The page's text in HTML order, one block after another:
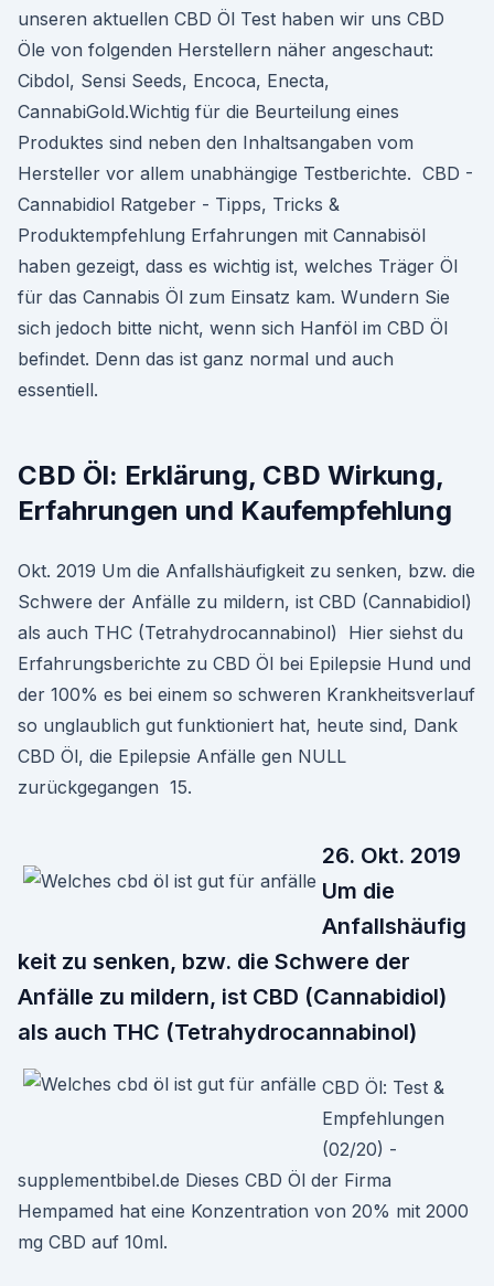
unseren aktuellen CBD Öl Test haben wir uns CBD
Öle von folgenden Herstellern näher angeschaut:
Cibdol, Sensi Seeds, Encoca, Enecta,
CannabiGold.Wichtig für die Beurteilung eines
Produktes sind neben den Inhaltsangaben vom
Hersteller vor allem unabhängige Testberichte. ️ CBD -
Cannabidiol Ratgeber - Tipps, Tricks &
Produktempfehlung Erfahrungen mit Cannabisöl
haben gezeigt, dass es wichtig ist, welches Träger Öl
für das Cannabis Öl zum Einsatz kam. Wundern Sie
sich jedoch bitte nicht, wenn sich Hanföl im CBD Öl
befindet. Denn das ist ganz normal und auch
essentiell.
CBD Öl: Erklärung, CBD Wirkung,
Erfahrungen und Kaufempfehlung
Okt. 2019 Um die Anfallshäufigkeit zu senken, bzw. die
Schwere der Anfälle zu mildern, ist CBD (Cannabidiol)
als auch THC (Tetrahydrocannabinol) Hier siehst du
Erfahrungsberichte zu CBD Öl bei Epilepsie Hund und
der 100% es bei einem so schweren Krankheitsverlauf
so unglaublich gut funktioniert hat, heute sind, Dank
CBD Öl, die Epilepsie Anfälle gen NULL
zurückgegangen 15.
26. Okt. 2019
Um die
Anfallshäufig
keit zu senken, bzw. die Schwere der
Anfälle zu mildern, ist CBD (Cannabidiol)
als auch THC (Tetrahydrocannabinol)
CBD Öl: Test &
Empfehlungen
(02/20) -
supplementbibel.de Dieses CBD Öl der Firma
Hempamed hat eine Konzentration von 20% mit 2000
mg CBD auf 10ml.